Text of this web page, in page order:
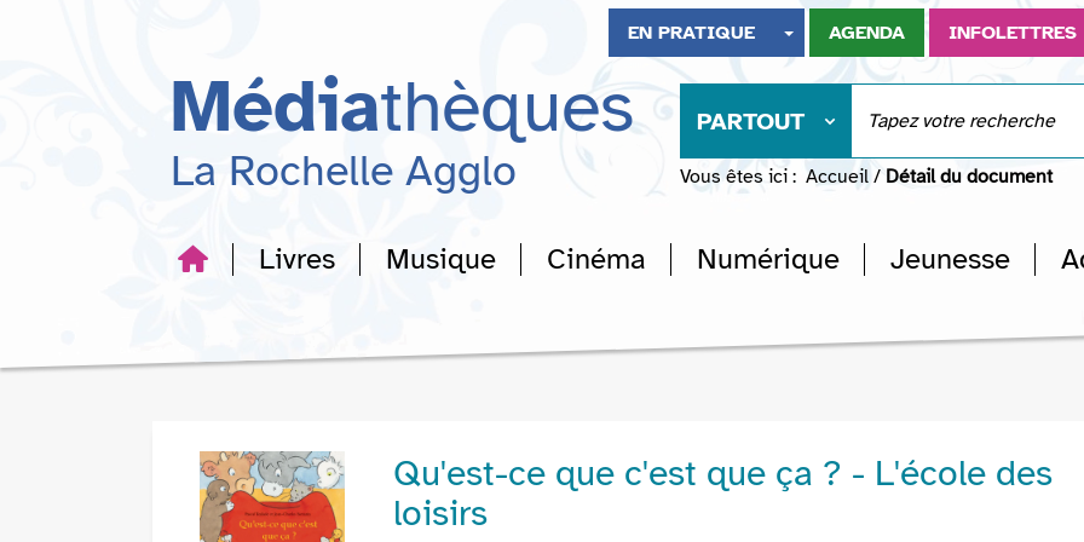
recherche
EN PRATIQUE AGENDA INFOLETTRES
Médiathèques
La Rochelle Agglo
PARTOUT
Vous êtes ici : Accueil / Détail du document
Livres Musique Cinéma Numérique Jeunesse
Qu'est-ce que c'est que ça ? - L'école des
loisirs